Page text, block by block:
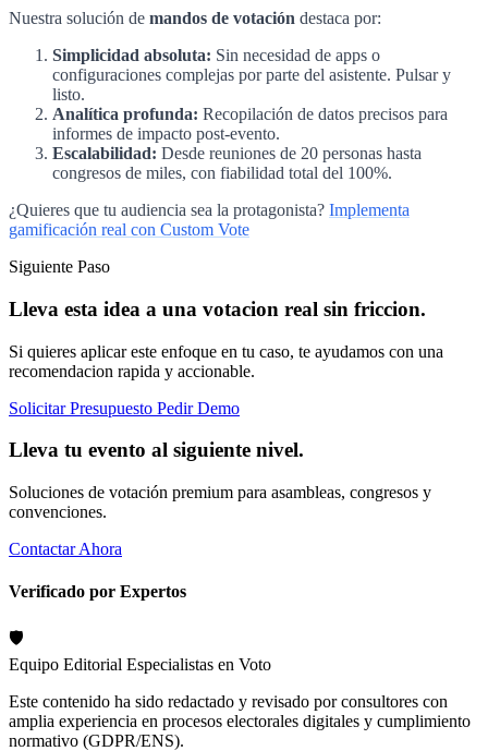
Nuestra solución de mandos de votación destaca por:
Simplicidad absoluta: Sin necesidad de apps o
configuraciones complejas por parte del asistente. Pulsar y
listo.
Analítica profunda: Recopilación de datos precisos para
informes de impacto post-evento.
Escalabilidad: Desde reuniones de 20 personas hasta
congresos de miles, con fiabilidad total del 100%.
¿Quieres que tu audiencia sea la protagonista? Implementa
gamificación real con Custom Vote
Siguiente Paso
Lleva esta idea a una votacion real sin friccion.
Si quieres aplicar este enfoque en tu caso, te ayudamos con una
recomendacion rapida y accionable.
Solicitar Presupuesto Pedir Demo
Lleva tu evento al siguiente nivel.
Soluciones de votación premium para asambleas, congresos y
convenciones.
Contactar Ahora
Verificado por Expertos
🛡️
Equipo Editorial Especialistas en Voto
Este contenido ha sido redactado y revisado por consultores con
amplia experiencia en procesos electorales digitales y cumplimiento
normativo (GDPR/ENS).